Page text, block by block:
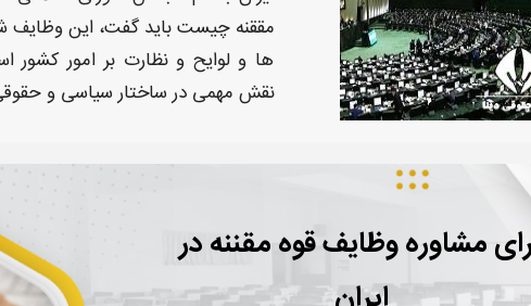
مققنه چیستباید گفت، این
ها و لوایح و نظارت بر امور کشور
نقش مهمی در ساختار سیاسی و
مشاوره وظایف قوه مقننه در